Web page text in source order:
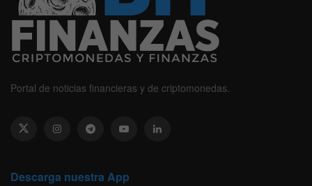
Portal de noticias financieras y de criptomonedas.
Descarga nuestra App